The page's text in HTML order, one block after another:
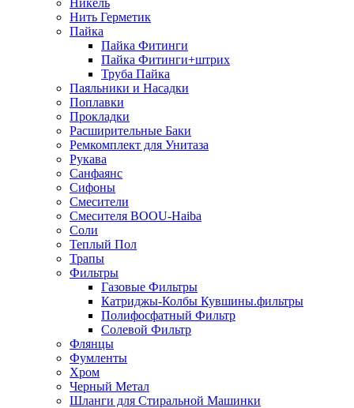
Нить Герметик
Пайка
Пайка Фитинги
Пайка Фитинги+штрих
Труба Пайка
Паяльники и Насадки
Поплавки
Прокладки
Расширительные Баки
Ремкомплект для Унитаза
Рукава
Санфаянс
Сифоны
Смесители
Смесителя BOOU-Haiba
Соли
Теплый Пол
Трапы
Фильтры
Газовые Фильтры
Катриджы-Колбы Кувшины.фильтры
Полифосфатный Фильтр
Солевой Фильтр
Флянцы
Фумленты
Хром
Черный Метал
Шланги для Стиральной Машинки